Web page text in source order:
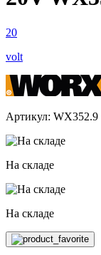
20
volt
Артикул: WX352.9
На складе
На складе